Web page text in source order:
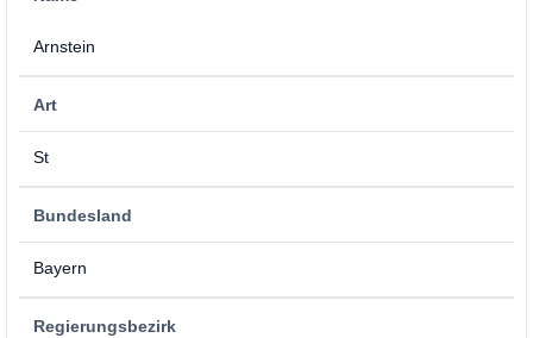
Arnstein
Art
St
Bundesland
Bayern
Regierungsbezirk